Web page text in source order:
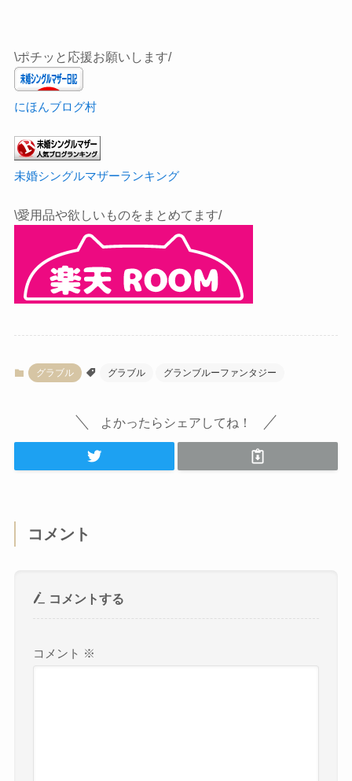
\ポチッと応援お願いします/
にほんブログ村
未婚シングルマザーランキング
\愛用品や欲しいものをまとめてます/
グラブル グラブル グランブルーファンタジー
よかったらシェアしてね！
コメント
コメントする
コメント ※